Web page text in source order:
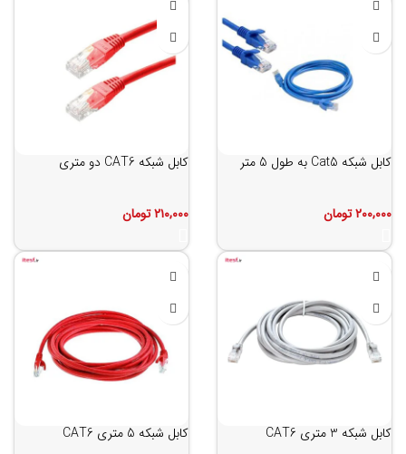
کابل شبکه Cat5 به طول 5 متر
۲۰۰,۰۰۰تومان
کابل شبکه CAT6 دو متری
۲۱۰,۰۰۰تومان
کابل شبکه 3 متری CAT6 کابل شبکه 5 متری CAT6